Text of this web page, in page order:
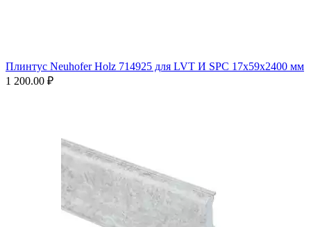
Плинтус Neuhofer Holz 714925 для LVT И SPC 17x59x2400 мм
1 200.00 ₽